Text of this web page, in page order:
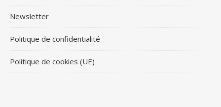
Newsletter
Politique de confidentialité
Politique de cookies (UE)